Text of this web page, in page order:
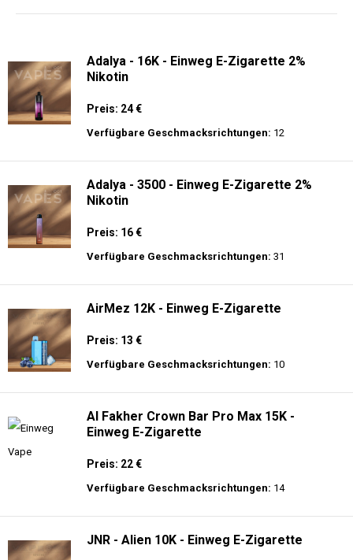
Adalya - 16K - Einweg E-Zigarette 2%
Nikotin
Preis: 24 €
Verfügbare Geschmacksrichtungen: 12
Adalya - 3500 - Einweg E-Zigarette 2%
Nikotin
Preis: 16 €
Verfügbare Geschmacksrichtungen: 31
AirMez 12K - Einweg E-Zigarette
Preis: 13 €
Verfügbare Geschmacksrichtungen: 10
Al Fakher Crown Bar Pro Max 15K -
Einweg E-Zigarette
Preis: 22 €
Verfügbare Geschmacksrichtungen: 14
JNR - Alien 10K - Einweg E-Zigarette